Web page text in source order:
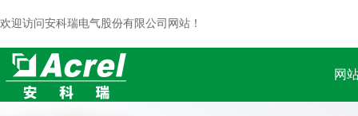
欢迎访问安科瑞电气股份有限公司网站！
网